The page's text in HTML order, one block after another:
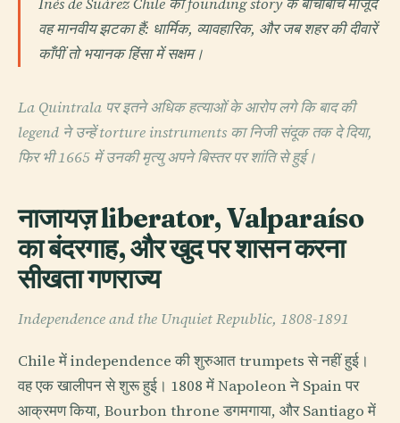
Inés de Suárez Chile की founding story के बीचोंबीच मौजूद
वह मानवीय झटका हैं: धार्मिक, व्यावहारिक, और जब शहर की दीवारें
काँपीं तो भयानक हिंसा में सक्षम।
La Quintrala पर इतने अधिक हत्याओं के आरोप लगे कि बाद की
legend ने उन्हें torture instruments का निजी संदूक तक दे दिया,
फिर भी 1665 में उनकी मृत्यु अपने बिस्तर पर शांति से हुई।
नाजायज़ liberator, Valparaíso
का बंदरगाह, और खुद पर शासन करना
सीखता गणराज्य
Independence and the Unquiet Republic, 1808-1891
Chile में independence की शुरुआत trumpets से नहीं हुई।
वह एक खालीपन से शुरू हुई। 1808 में Napoleon ने Spain पर
आक्रमण किया, Bourbon throne डगमगाया, और Santiago में